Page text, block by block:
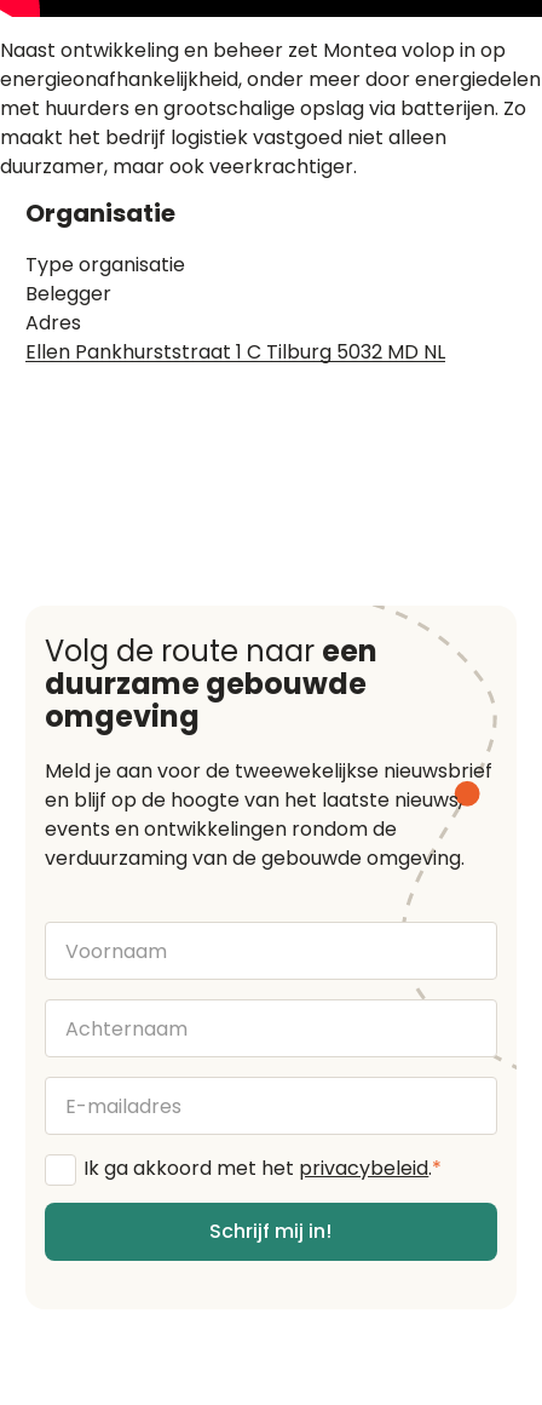
Naast ontwikkeling en beheer zet Montea volop in op
energieonafhankelijkheid, onder meer door energiedelen
met huurders en grootschalige opslag via batterijen. Zo
maakt het bedrijf logistiek vastgoed niet alleen
duurzamer, maar ook veerkrachtiger.
Organisatie
Type organisatie
Belegger
Adres
Ellen Pankhurststraat 1 C Tilburg 5032 MD NL
Volg de route naar een
duurzame gebouwde
omgeving
Meld je aan voor de tweewekelijkse nieuwsbrief
en blijf op de hoogte van het laatste nieuws,
events en ontwikkelingen rondom de
verduurzaming van de gebouwde omgeving.
Voornaam
Achternaam
E-
mailadres
Algemene
voorwaarden*
Ik ga akkoord met het privacybeleid.*
Schrijf mij in!